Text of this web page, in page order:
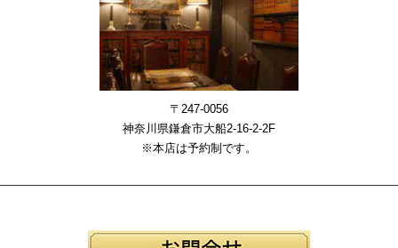
〒247-0056
神奈川県鎌倉市大船2-16-2-2F
※本店は予約制です。